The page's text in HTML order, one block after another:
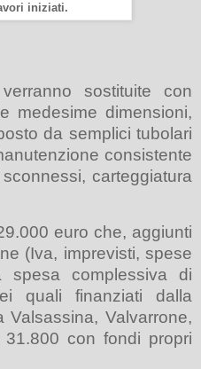
iniziati.
sostituite con
medesime dimensioni,
da semplici tubolari
consistente
carteggiatura
euro che, aggiunti
(Iva, imprevisti, spese
spesa complessiva di
quali finanziati dalla
Valsassina, Valvarrone,
con fondi propri